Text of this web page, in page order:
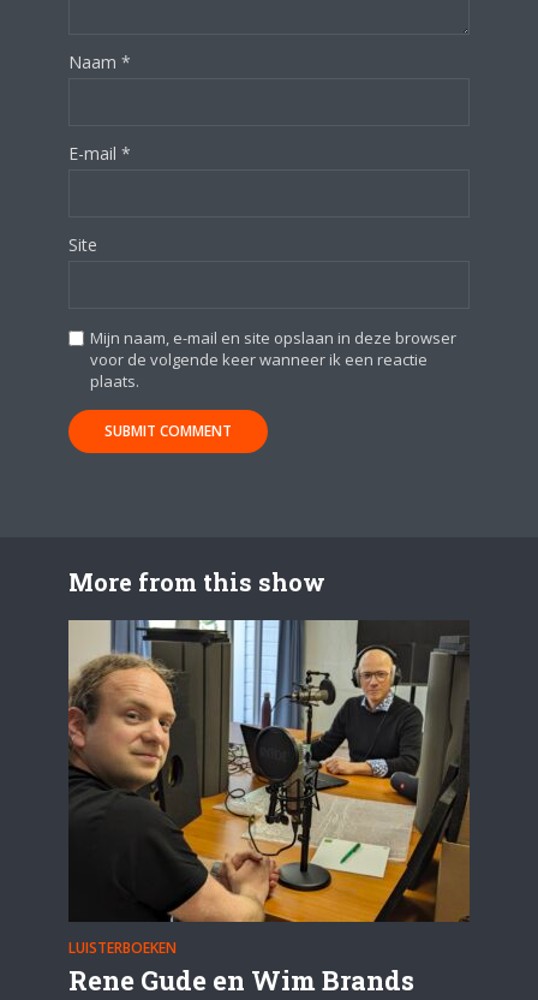
Naam *
E-mail *
Site
Mijn naam, e-mail en site opslaan in deze browser
voor de volgende keer wanneer ik een reactie
plaats.
More from this show
LUISTERBOEKEN
Rene Gude en Wim Brands